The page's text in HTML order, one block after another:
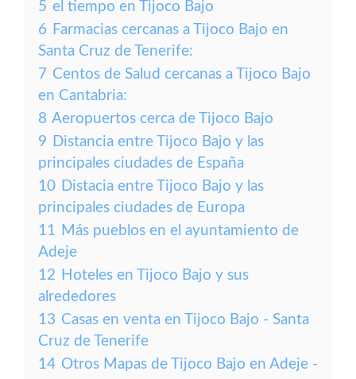
5 el tiempo en Tijoco Bajo
6 Farmacias cercanas a Tijoco Bajo en
Santa Cruz de Tenerife:
7 Centos de Salud cercanas a Tijoco Bajo
en Cantabria:
8 Aeropuertos cerca de Tijoco Bajo
9 Distancia entre Tijoco Bajo y las
principales ciudades de España
10 Distacia entre Tijoco Bajo y las
principales ciudades de Europa
11 Más pueblos en el ayuntamiento de
Adeje
12 Hoteles en Tijoco Bajo y sus
alrededores
13 Casas en venta en Tijoco Bajo - Santa
Cruz de Tenerife
14 Otros Mapas de Tijoco Bajo en Adeje -